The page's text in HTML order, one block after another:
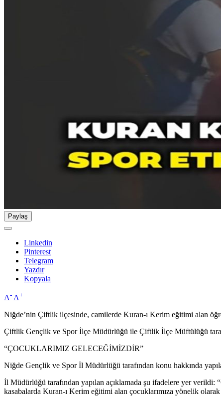
Paylaş
Linkedin
Pinterest
Telegram
Yazdır
Kopyala
A- A+
Niğde’nin Çiftlik ilçesinde, camilerde Kuran-ı Kerim eğitimi alan
Çiftlik Gençlik ve Spor İlçe Müdürlüğü ile Çiftlik İlçe Müftülüğü
“ÇOCUKLARIMIZ GELECEĞİMİZDİR”
Niğde Gençlik ve Spor İl Müdürlüğü tarafından konu hakkında
İl Müdürlüğü tarafından yapılan açıklamada şu ifadelere yer
kasabalarda Kuran-ı Kerim eğitimi alan çocuklarımıza yönelik